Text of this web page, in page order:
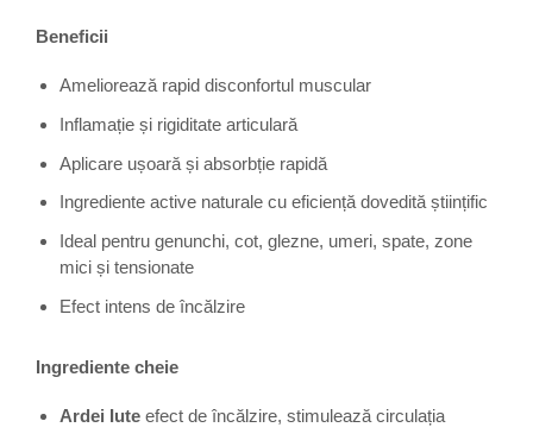
Beneficii
Ameliorează rapid disconfortul muscular
Inflamație și rigiditate articulară
Aplicare ușoară și absorbție rapidă
Ingrediente active naturale cu eficiență dovedită științific
Ideal pentru genunchi, cot, glezne, umeri, spate, zone
mici și tensionate
Efect intens de încălzire
Ingrediente cheie
Ardei Iute efect de încălzire, stimulează circulația